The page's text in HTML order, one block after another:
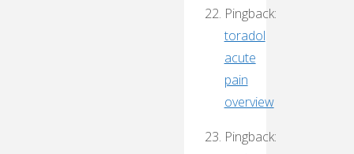
Pingback:
toradol
acute
pain
overview
Pingback: